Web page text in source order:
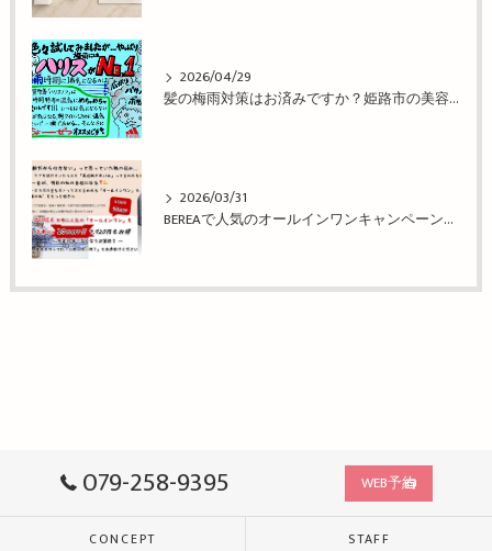
2026/04/29
髪の梅雨対策はお済みですか？姫路市の美容院BEREA(ベレア)はお客様のキレイを叶える美容室／ヘアサロン
2026/03/31
BEREAで人気のオールインワンキャンペーン！姫路市の美容院BEREA(ベレア)はお客様のキレイを叶える美容室／ヘアサロン
079-258-9395 WEB予約
CONCEPT STAFF